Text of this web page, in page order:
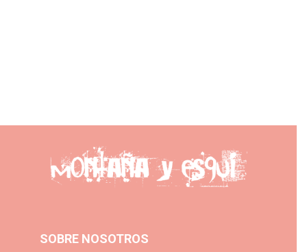
SOBRE NOSOTROS